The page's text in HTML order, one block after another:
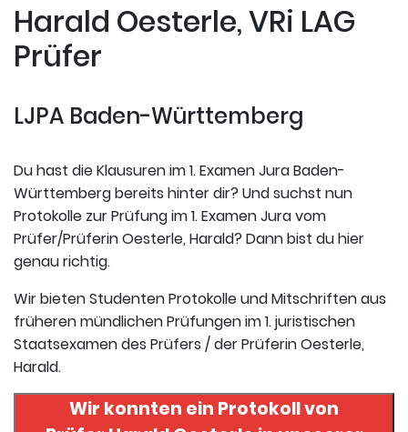
Harald Oesterle, VRi LAG
Prüfer
LJPA Baden-Württemberg
Du hast die Klausuren im 1. Examen Jura Baden-
Württemberg bereits hinter dir? Und suchst nun
Protokolle zur Prüfung im 1. Examen Jura vom
Prüfer/Prüferin Oesterle, Harald? Dann bist du hier
genau richtig.
Wir bieten Studenten Protokolle und Mitschriften aus
früheren mündlichen Prüfungen im 1. juristischen
Staatsexamen des Prüfers / der Prüferin Oesterle,
Harald.
Wir konnten ein Protokoll von